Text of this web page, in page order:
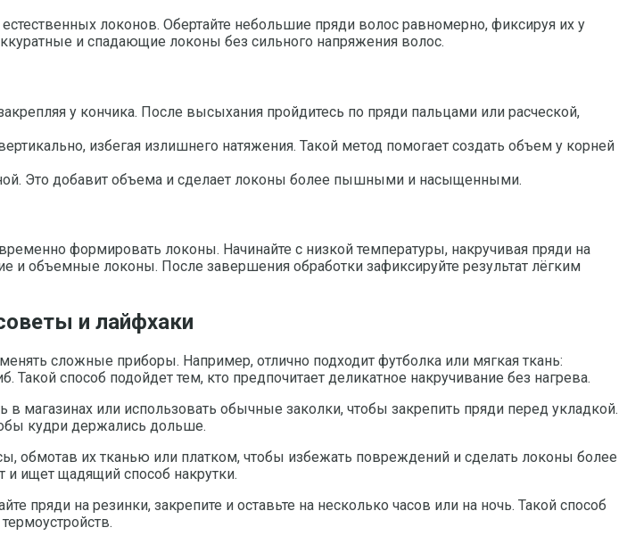
локонов. Обертайте небольшие пряди волос равномерно, фиксируя их у
и спадающие локоны без сильного напряжения волос.
у кончика. После высыхания пройдитесь по пряди пальцами или расческой,
избегая излишнего натяжения. Такой метод помогает создать объем у корней
Это добавит объема и сделает локоны более пышными и насыщенными.
формировать локоны. Начинайте с низкой температуры, накручивая пряди на
объемные локоны. После завершения обработки зафиксируйте результат лёгким
и лайфхаки
сложные приборы. Например, отлично подходит футболка или мягкая ткань:
способ подойдет тем, кто предпочитает деликатное накручивание без нагрева.
или использовать обычные заколки, чтобы закрепить пряди перед укладкой.
кудри держались дольше.
обмотав их тканью или платком, чтобы избежать повреждений и сделать локоны более
и ищет щадящий способ накрутки.
на резинки, закрепите и оставьте на несколько часов или на ночь. Такой способ